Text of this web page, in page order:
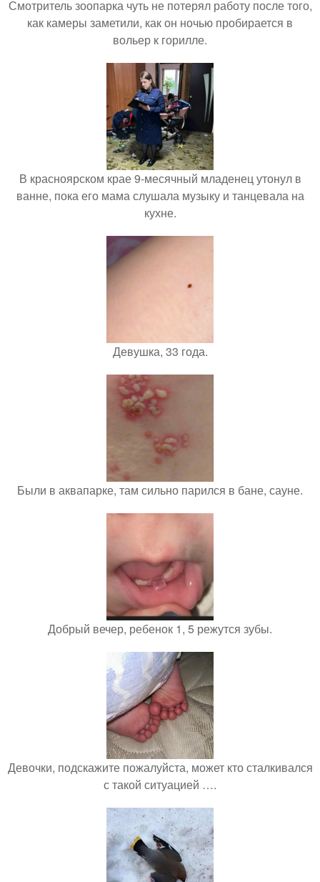
Смотритель зоопарка чуть не потерял работу после того,
как камеры заметили, как он ночью пробирается в
вольер к горилле.
В красноярском крае 9-месячный младенец утонул в
ванне, пока его мама слушала музыку и танцевала на
кухне.
Девушка, 33 года.
Были в аквапарке, там сильно парился в бане, сауне.
Добрый вечер, ребенок 1, 5 режутся зубы.
Девочки, подскажите пожалуйста, может кто сталкивался
с такой ситуацией ….